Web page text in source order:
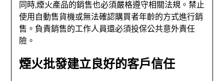
同時,煙火產品的銷售也必須嚴格遵守相關法規。禁止
使用自動售貨機或無法確認購買者年齡的方式進行銷
售。負責銷售的工作人員還必須投保公共意外責任
險。
煙火批發建立良好的客戶信任